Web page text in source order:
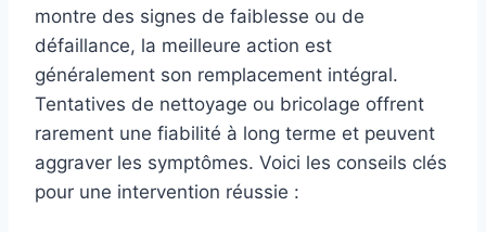
montre des signes de faiblesse ou de
défaillance, la meilleure action est
généralement son remplacement intégral.
Tentatives de nettoyage ou bricolage offrent
rarement une fiabilité à long terme et peuvent
aggraver les symptômes. Voici les conseils clés
pour une intervention réussie :